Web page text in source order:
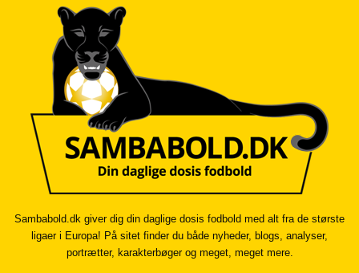
Sambabold.dk giver dig din daglige dosis fodbold med alt fra de største
ligaer i Europa! På sitet finder du både nyheder, blogs, analyser,
portrætter, karakterbøger og meget, meget mere.